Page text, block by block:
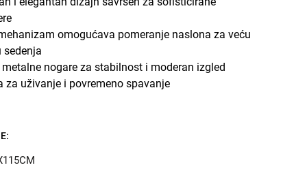
omogućava pomeranje naslona za veću
sedenja
nogare za stabilnost i moderan izgled
za uživanje i povremeno spavanje